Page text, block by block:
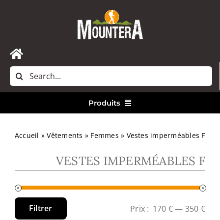
Toggle
Navigation
Accueil
Rechercher:
Produits
Randonnée
Accueil »Vêtements » Femmes » Vestes imperméables F
VESTES IMPERMÉABLES F
Prix
Prix Filtrer Prix : 170 €— 350 €